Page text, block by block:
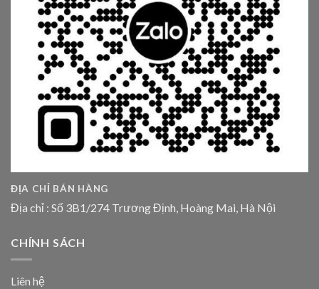
ĐỊA CHỈ BÁN HÀNG
Địa chỉ : Số 3B1/274 Trương Định, Hoàng Mai, Hà Nội
CHÍNH SÁCH
Liên hệ